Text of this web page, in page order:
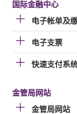
国际金融中心
电子帐单及
电子支票
快速支付系
金管局网站
金管局网站